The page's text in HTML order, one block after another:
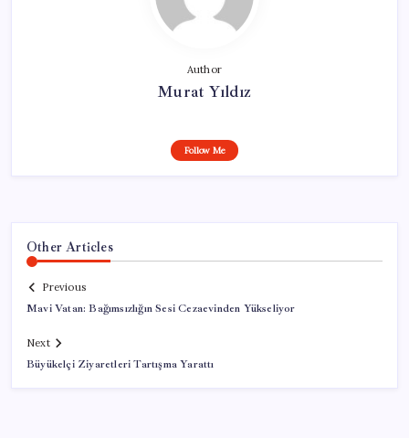
Author
Murat Yıldız
Follow Me
Other Articles
Previous
Mavi Vatan: Bağımsızlığın Sesi Cezaevinden Yükseliyor
Next
Büyükelçi Ziyaretleri Tartışma Yarattı